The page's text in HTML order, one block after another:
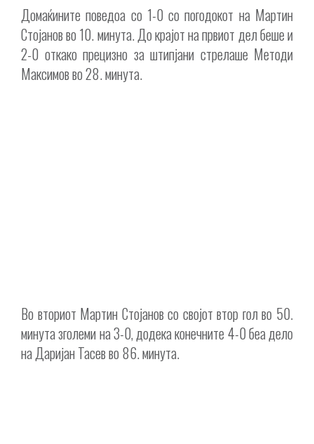
Домаќините поведоа со 1-0 со погодокот на Мартин
Стојанов во 10. минута. До крајот на првиот дел беше и
2-0 откако прецизно за штипјани стрелаше Методи
Максимов во 28. минута.
Во вториот Мартин Стојанов со својот втор гол во 50.
минута зголеми на 3-0, додека конечните 4-0 беа дело
на Даријан Тасев во 86. минута.